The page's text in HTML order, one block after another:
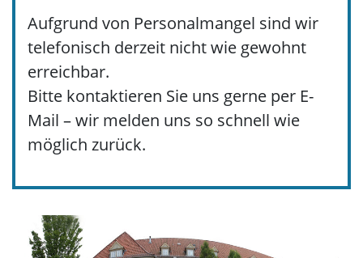
Aufgrund von Personalmangel sind wir
telefonisch derzeit nicht wie gewohnt
erreichbar.
Bitte kontaktieren Sie uns gerne per E-
Mail – wir melden uns so schnell wie
möglich zurück.